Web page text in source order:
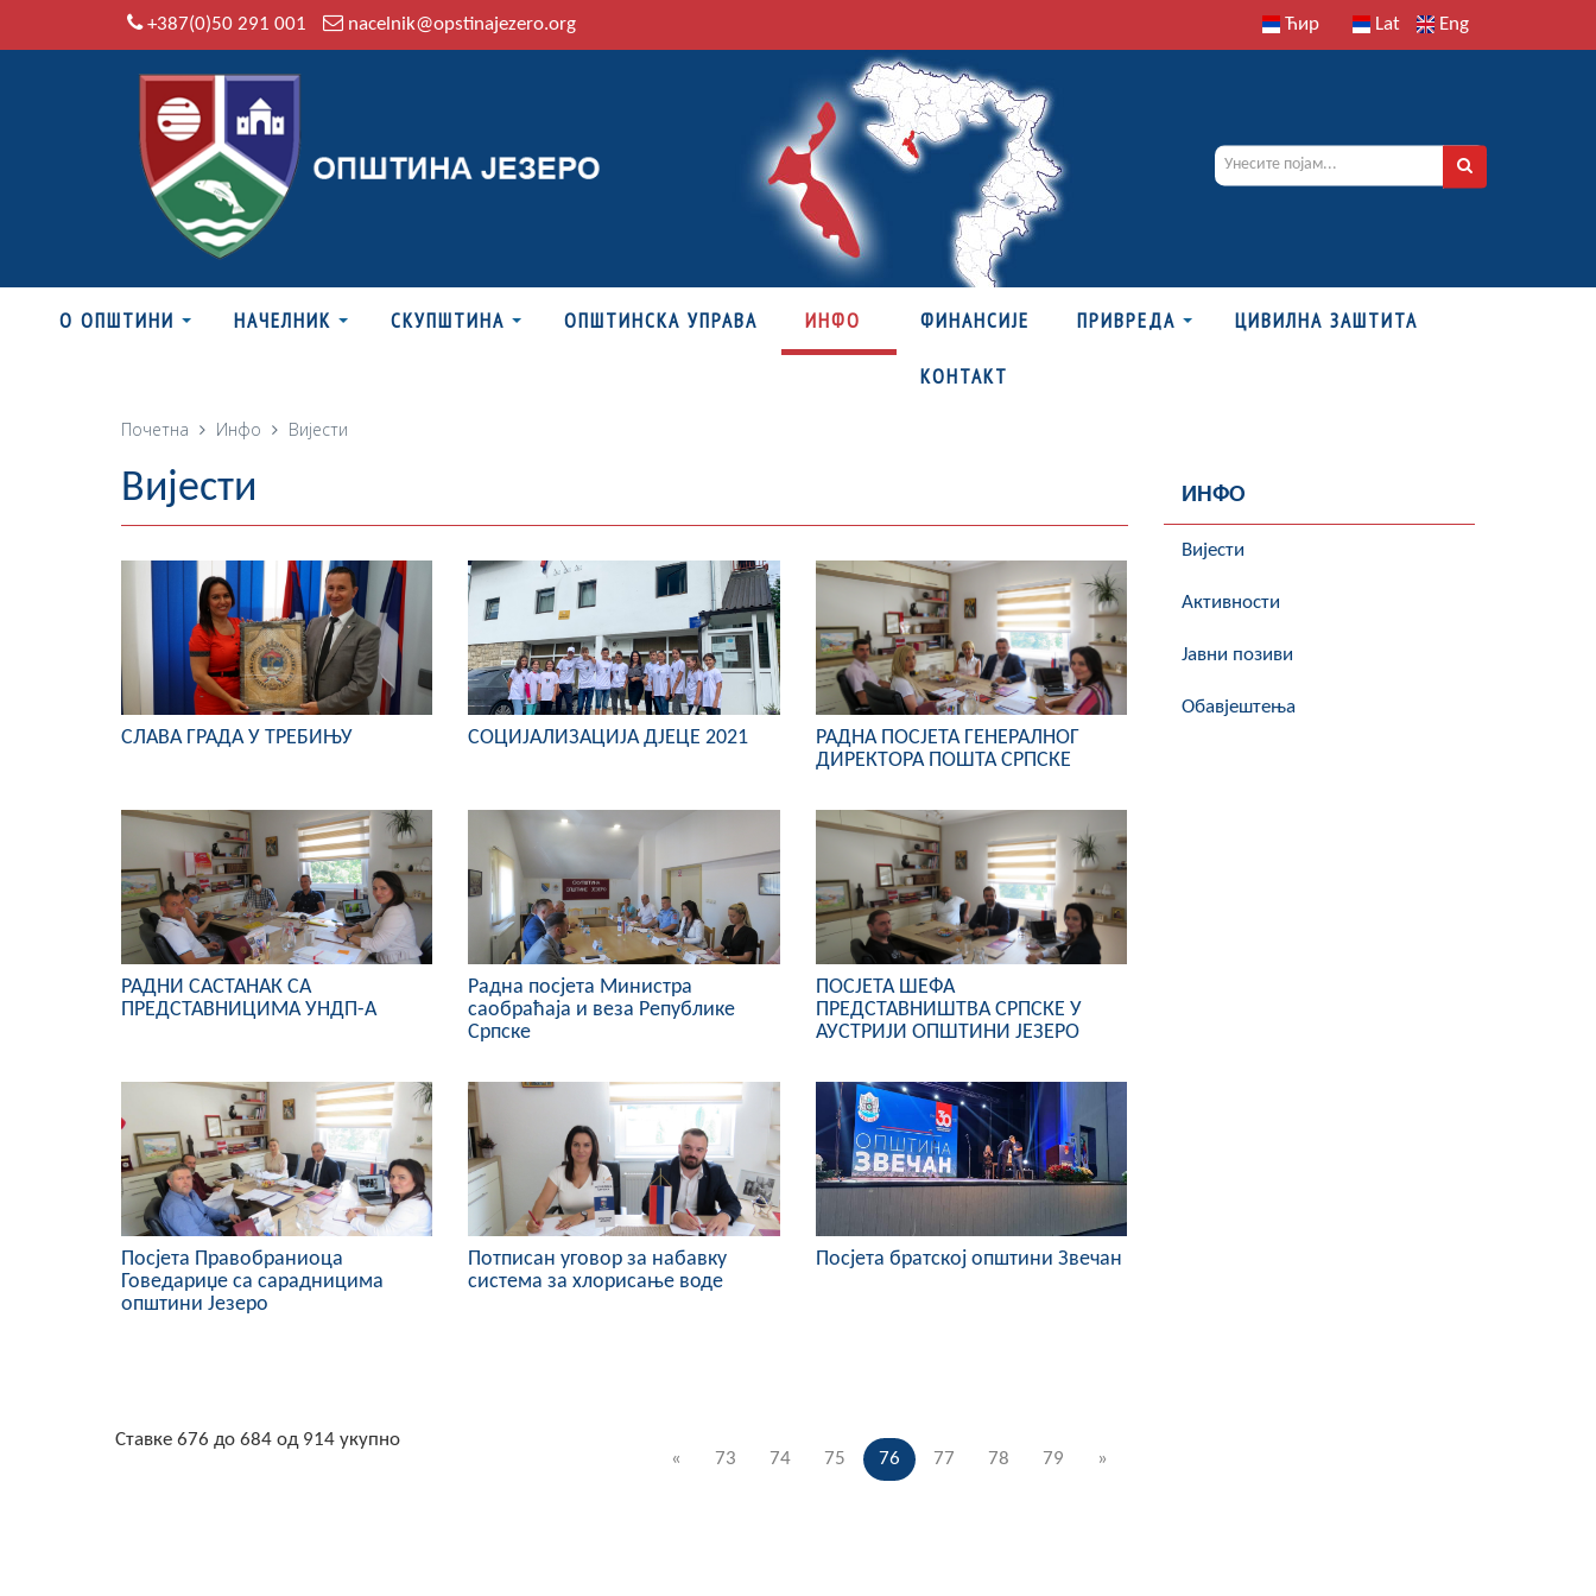
+387(0)50 291 001 nacelnik@opstinajezero.org Ћир Lat Eng
О ОПШТИНИ НАЧЕЛНИК СКУПШТИНА ОПШТИНСКА УПРАВА ИНФО ФИНАНСИЈЕ ПРИВРЕДА ЦИВИЛНА ЗАШТИТА
КОНТАКТ
Почетна Инфо Вијести
Вијести
СЛАВА ГРАДА У ТРЕБИЊУ СОЦИЈАЛИЗАЦИЈА ДЈЕЦЕ 2021
РАДНА ПОСЈЕТА ГЕНЕРАЛНОГ
ДИРЕКТОРА ПОШТА СРПСКЕ
РАДНИ САСТАНАК СА
ПРЕДСТАВНИЦИМА УНДП-А
Радна посјета Министра
саобраћаја и веза Републике
Српске
ПОСЈЕТА ШЕФА
ПРЕДСТАВНИШТВА СРПСКЕ У
АУСТРИЈИ ОПШТИНИ ЈЕЗЕРО
Посјета Правобраниоца
Говедариџе са сарадницима
општини Језеро
Потписан уговор за набавку
система за хлорисање воде
Посјета братској општини Звечан
« 73 74 75 76 77 78 79 »
Ставке 676 до 684 од 914 укупно
ИНФО
Вијести
Активности
Јавни позиви
Обавјештења